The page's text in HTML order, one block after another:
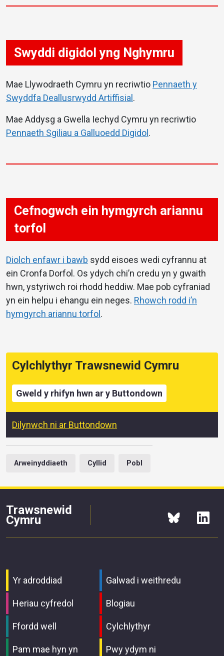
Swyddi digidol yng Nghymru
Mae Llywodraeth Cymru yn recriwtio Pennaeth y
Swyddfa Deallusrwydd Artiffisial .
Mae Addysg a Gwella Iechyd Cymru yn recriwtio
Pennaeth Sgiliau a Galluoedd Digidol .
Cefnogwch ein hymgyrch ariannu
torfol
Diolch enfawr i bawb sydd eisoes wedi cyfrannu at
ein Cronfa Dorfol. Os ydych chi’n credu yn y gwaith
hwn, ystyriwch roi rhodd heddiw. Mae pob cyfraniad
yn ein helpu i ehangu ein neges. Rhowch rodd i’n
hymgyrch ariannu torfol .
Cylchlythyr Trawsnewid Cymru
Gweld y rhifyn hwn ar y Buttondown
Dilynwch ni ar Buttondown
Arweinyddiaeth Cyllid Pobl
Trawsnewid
Cymru
Yr adroddiad
Heriau cyfredol
Ffordd well
Pam mae hyn yn
Galwad i weithredu
Blogiau
Cylchlythyr
Pwy ydym ni